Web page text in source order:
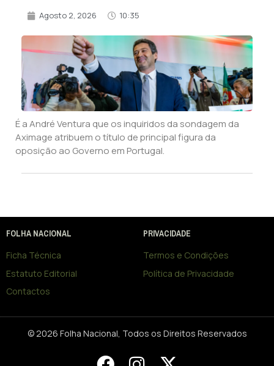
Agosto 2, 2026 10:35
É a André Ventura que os inquiridos da sondagem da
Aximage atribuem o título de principal figura da
oposição ao Governo em Portugal.
FOLHA NACIONAL
Ficha Técnica
Estatuto Editorial
Contactos
PRIVACIDADE
Termos e Condições
Política de Privacidade
© 2026 Folha Nacional, Todos os Direitos Reservados